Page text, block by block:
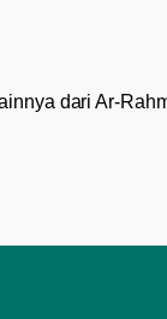
dari Ar-